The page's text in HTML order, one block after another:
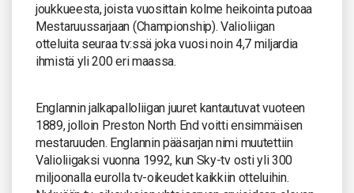
joukkueesta, joista vuosittain kolme heikointa putoaa
Mestaruussarjaan (Championship). Valioliigan
otteluita seuraa tv:ssä joka vuosi noin 4,7 miljardia
ihmistä yli 200 eri maassa.
Englannin jalkapalloliigan juuret kantautuvat vuoteen
1889, jolloin Preston North End voitti ensimmäisen
mestaruuden. Englannin pääsarjan nimi muutettiin
Valioliigaksi vuonna 1992, kun Sky-tv osti yli 300
miljoonalla eurolla tv-oikeudet kaikkiin otteluihin.